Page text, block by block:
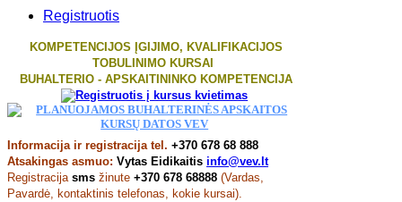
Registruotis
KOMPETENCIJOS ĮGIJIMO, KVALIFIKACIJOS
TOBULINIMO KURSAI
BUHALTERIO - APSKAITININKO KOMPETENCIJA
Informacija ir registracija tel. +370 678 68 888
Atsakingas asmuo: Vytas Eidikaitis info@vev.lt
Registracija sms žinute +370 678 68888 (Vardas,
Pavardė, kontaktinis telefonas, kokie kursai).